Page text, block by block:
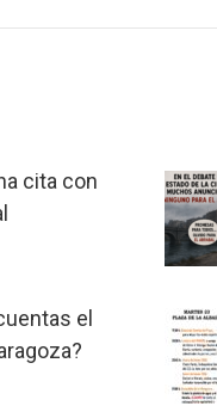
cita con
el